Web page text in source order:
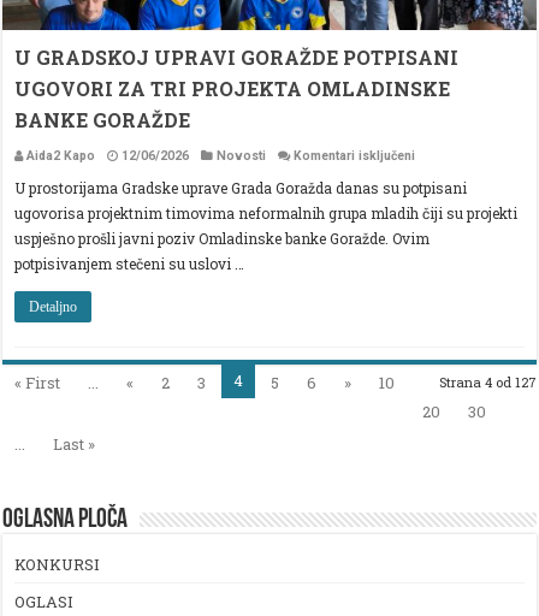
U GRADSKOJ UPRAVI GORAŽDE POTPISANI
UGOVORI ZA TRI PROJEKTA OMLADINSKE
BANKE GORAŽDE
Aida2 Kapo 12/06/2026 Novosti Komentari isključeni
GRADSKOJ
UPRAVI
GORAŽDE
POTPISANI
UGOVORI
U prostorijama Gradske uprave Grada Goražda danas su potpisani
ugovorisa projektnim timovima neformalnih grupa mladih čiji su projekti
uspješno prošli javni poziv Omladinske banke Goražde. Ovim
potpisivanjem stečeni su uslovi …
Detaljno
Strana 4 od 127
« First ... « 2 3 4 5 6 »
10
20
30
...
Last »
OGLASNA PLOČA
KONKURSI
OGLASI